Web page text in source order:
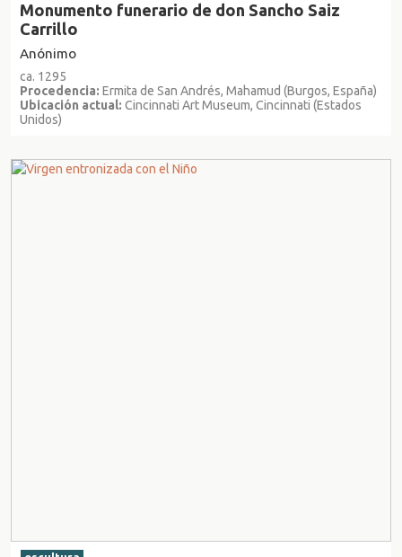
Monumento funerario de don Sancho Saiz
Carrillo
Anónimo
ca. 1295
Procedencia: Ermita de San Andrés, Mahamud (Burgos, España)
Ubicación actual: Cincinnati Art Museum, Cincinnati (Estados
Unidos)